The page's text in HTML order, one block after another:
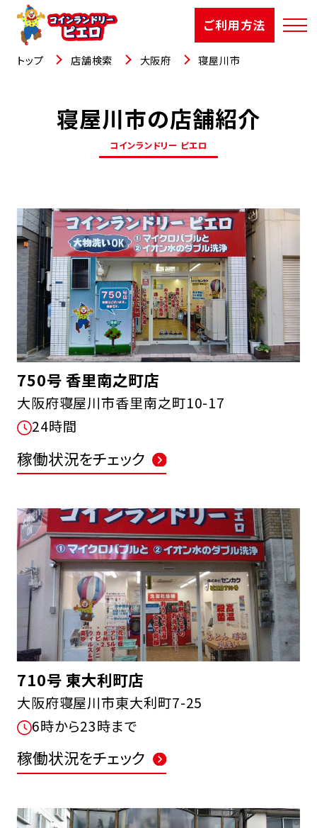
ご利用方法
店舗検索
ご利用方法
お知らせ
お役立コラム
よくあるご質問
トップ 店舗検索 大阪府 寝屋川市
寝屋川市の店舗紹介
コインランドリー ピエロ
750号 香里南之町店
大阪府寝屋川市香里南之町10-17
24時間
稼働状況をチェック
710号 東大利町店
大阪府寝屋川市東大利町7-25
6時から23時まで
稼働状況をチェック